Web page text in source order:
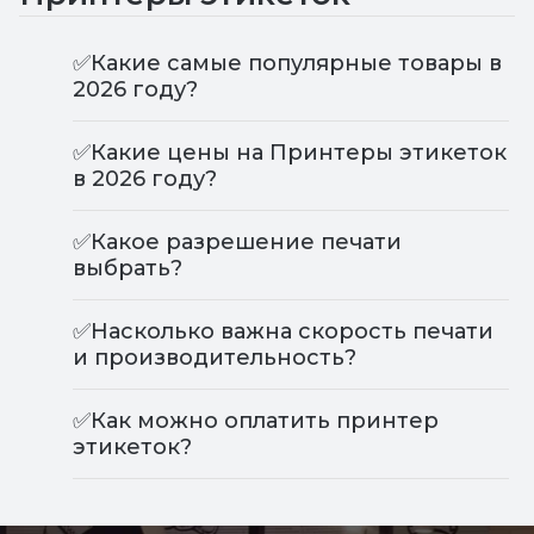
медицине.
Выбор принтеров для печати этикеток
Интернет-магазин Art-Trade предлагает
широкий выбор принтеров для печати наклеек,
профессиональным высокопроизводительным
оборудованием.
машинок для этикеток:
Принцип работы основывается на
нанесении рисунка на бумажную ленту
✅Какие самые популярные товары в
2026 году?
✅Какие цены на Принтеры этикеток
в 2026 году?
✅Какое разрешение печати
выбрать?
✅Насколько важна скорость печати
и производительность?
✅Как можно оплатить принтер
этикеток?